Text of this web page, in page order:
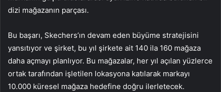
dizi mağazanın parçası.
Bu başarı, Skechers’ın devam eden büyüme stratejisini
yansıtıyor ve şirket, bu yıl şirkete ait 140 ila 160 mağaza
daha açmayı planlıyor. Bu mağazalar, her yıl açılan yüzlerce
ortak tarafından işletilen lokasyona katılarak markayı
10.000 küresel mağaza hedefine doğru ilerletecek.